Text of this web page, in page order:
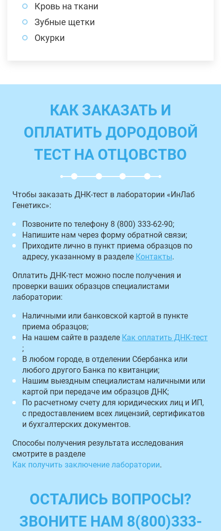
Кровь на ткани
Зубные щетки
Окурки
КАК ЗАКАЗАТЬ И
ОПЛАТИТЬ ДОРОДОВОЙ
ТЕСТ НА ОТЦОВСТВО
Чтобы заказать ДНК-тест в лаборатории «ИнЛаб
Генетикс»:
Позвоните по телефону 8 (800) 333-62-90;
Напишите нам через форму обратной связи;
Приходите лично в пункт приема образцов по
адресу, указанному в разделе Контакты.
Оплатить ДНК-тест можно после получения и
проверки ваших образцов специалистами
лаборатории:
Наличными или банковской картой в пункте
приема образцов;
На нашем сайте в разделе Как оплатить ДНК-тест
;
В любом городе, в отделении Сбербанка или
любого другого Банка по квитанции;
Нашим выездным специалистам наличными или
картой при передаче им образцов ДНК;
По расчетному счету для юридических лиц и ИП,
с предоставлением всех лицензий, сертификатов
и бухгалтерских документов.
Способы получения результата исследования
смотрите в разделе
Как получить заключение лаборатории.
ОСТАЛИСЬ ВОПРОСЫ?
ЗВОНИТЕ НАМ 8(800)333-